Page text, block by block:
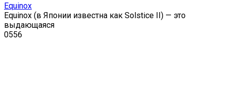
Equinox
Equinox (в Японии известна как Solstice II) — это
выдающаяся
0556